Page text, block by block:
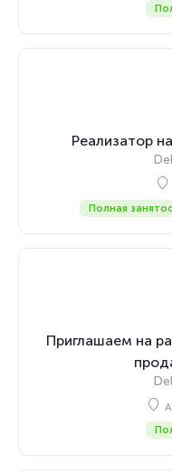
Реализатор
Полная
Приглашаем на